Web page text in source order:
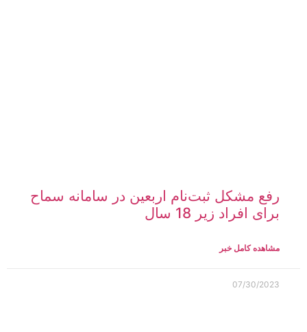
رفع مشکل ثبت‌نام اربعین در سامانه سماح
برای افراد زیر 18 سال
مشاهده کامل خبر
07/30/2023